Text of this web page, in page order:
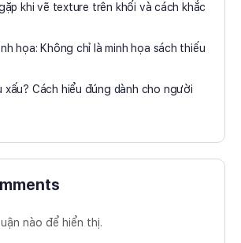
khi vẽ texture trên khối và cách khắc
họa: Không chỉ là minh họa sách thiếu
xấu? Cách hiểu đúng dành cho người
nào để hiển thị.